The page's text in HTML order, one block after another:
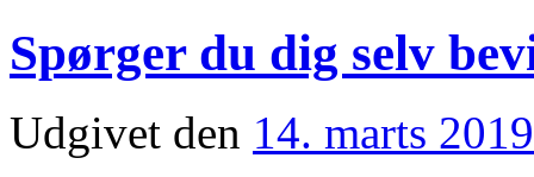
Spørger du dig selv
Udgivet den 14. marts 2019